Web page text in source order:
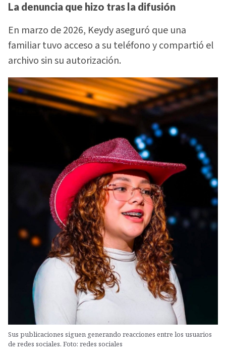
La denuncia que hizo tras la difusión
En marzo de 2026, Keydy aseguró que una
familiar tuvo acceso a su teléfono y compartió el
archivo sin su autorización.
Sus publicaciones siguen generando reacciones entre los usuarios
de redes sociales. Foto: redes sociales